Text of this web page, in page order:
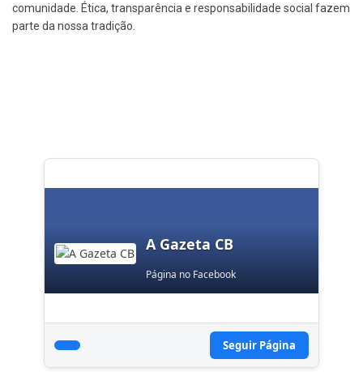
comunidade. Ética, transparência e responsabilidade social fazem
parte da nossa tradição.
A Gazeta CB
Página no Facebook
Seguir Página